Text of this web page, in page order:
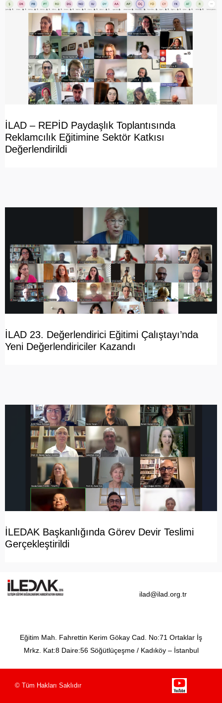
İLAD – REPİD Paydaşlık Toplantısında
Reklamcılık Eğitimine Sektör Katkısı
Değerlendirildi
İLAD 23. Değerlendirici Eğitimi Çalıştayı’nda
Yeni Değerlendiriciler Kazandı
İLEDAK Başkanlığında Görev Devir Teslimi
Gerçekleştirildi
ilad@ilad.org.tr
Eğitim Mah. Fahrettin Kerim Gökay Cad. No:71 Ortaklar İş
Mrkz. Kat:8 Daire:56 Söğütlüçeşme / Kadıköy – İstanbul
© Tüm Hakları Saklıdır